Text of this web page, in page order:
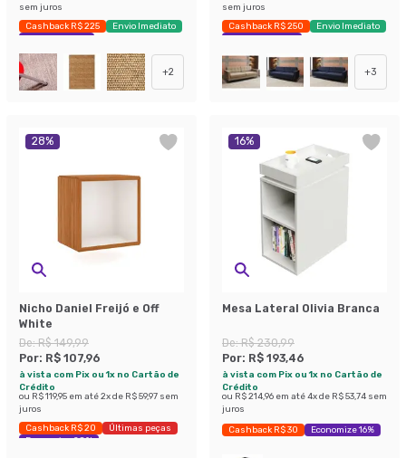
sem juros
Cashback R$ 225
Envio Imediato
Economize 11%
+2
sem juros
Cashback R$ 250
Envio Imediato
Exclusivo Mobly
+3
28%
Nicho Daniel Freijó e Off
White
De:R$ 149,99
Por: R$ 107,96
à vista com Pix ou 1x no Cartão de
Crédito
ou R$ 119,95 em até2x de R$ 59,97 sem
juros
Cashback R$ 20
Últimas peças
Economize 28%
16%
Mesa Lateral Olivia Branca
De:R$ 230,99
Por: R$ 193,46
à vista com Pix ou 1x no Cartão de
Crédito
ou R$ 214,96 em até4x de R$ 53,74 sem
juros
Cashback R$ 30 Economize 16%